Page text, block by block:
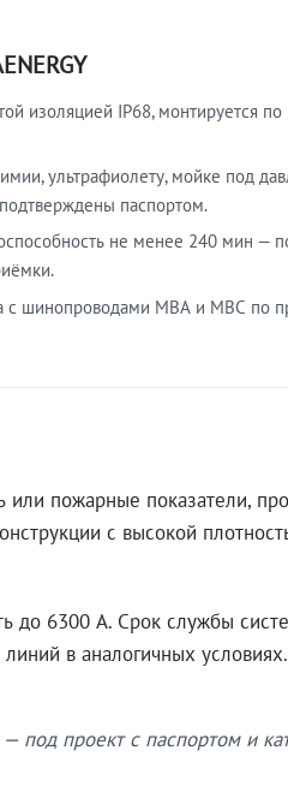
изоляцией IP68, монтируется по
ультрафиолету, мойке под
паспортом.
не менее 240 мин —
с шинопроводами МВА и МВС по
пожарные показатели,
с высокой
до 6300 А. Срок службы
в аналогичных условиях.
под проект с паспортом и